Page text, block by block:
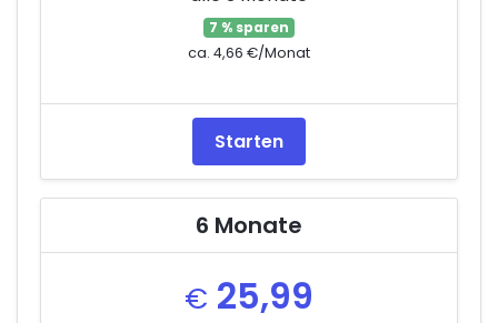
7 % sparen
ca. 4,66 €/Monat
Starten
6 Monate
€ 25,99